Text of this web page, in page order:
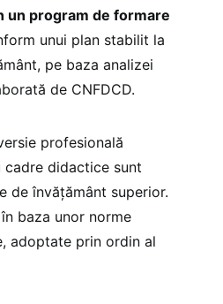
un program de formare
unui plan stabilit la
pe baza analizei
de CNFDCD.
profesională
didactice sunt
de învățământ superior.
baza unor norme
adoptate prin ordin al